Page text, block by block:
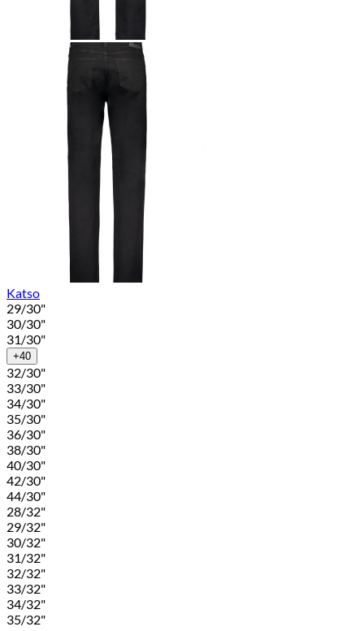
Katso
29/30"
30/30"
31/30"
+40
32/30"
33/30"
34/30"
35/30"
36/30"
38/30"
40/30"
42/30"
44/30"
28/32"
29/32"
30/32"
31/32"
32/32"
33/32"
34/32"
35/32"